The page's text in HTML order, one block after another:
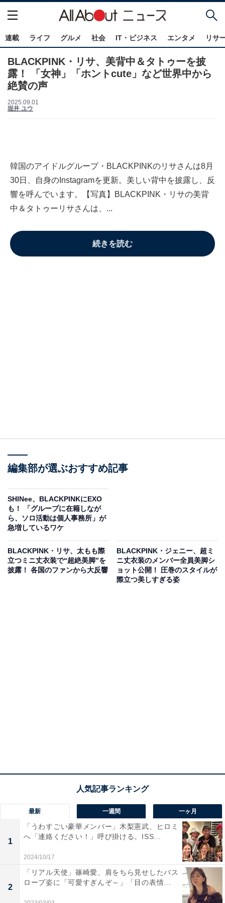
連載 ライフ グルメ 社会 IT・ビジネス エンタメ リサ
BLACKPINK・リサ、美背中＆タトゥーを披
露！ 「女神」「ホントcute」など世界中から
絶賛の声
2025.09.01
堀井 ユウ
韓国のアイドルグループ・BLACKPINKのリサさんは8月
30日、自身のInstagramを更新。美しい背中を披露し、反
響を呼んでいます。【写真】BLACKPINK・リサの美背
中＆タトゥーリサさんは、...
続きを読む
編集部が選ぶおすすめ記事
SHINee、BLACKPINKにEXO
も！ 「グループに在籍しなが
ら、ソロ活動は個人事務所」が
急増しているワケ
BLACKPINK・リサ、太もも際
立つミニ丈衣装で“超絶美脚”を
披露！ 各国のファンから大反響
BLACKPINK・ジェニー、超ミ
ニ丈衣装のメンバー全員美脚シ
ョット公開！ 圧巻のスタイルが
際立つ美しすぎる姿
最新 一週間 一ヶ月
1
「うわすごい豪華メンバー」木梨憲武、ヒロミ
へ「連絡ください！」呼び掛ける。ISS...
2024/10/17
2
「リアル天使」篠崎愛、肩をちら見せしたバス
ローブ姿に「可愛すぎんぞ～」「目の表情...